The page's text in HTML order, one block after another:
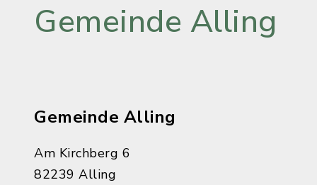
Gemeinde Alling
Gemeinde Alling
Am Kirchberg 6
82239 Alling